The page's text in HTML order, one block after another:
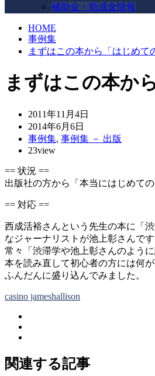
補助金・助成金情報
HOME
事例集
まずはこの本から「はじめて
まずはこの本か
2011年11月4日
2014年6月6日
事例集, 事例集 － 出版
23view
== 状況 ==
出版社の方から「本当にはじめて
== 対応 ==
西成活裕さんという先生の本に「
なジャーナリストが池上彰さんで
常々「渋滞学や池上彰さんのよう
本を読み直して初心者の方には何
ふんだんに盛り込んでみました。
casino jameshallison
関連する記事